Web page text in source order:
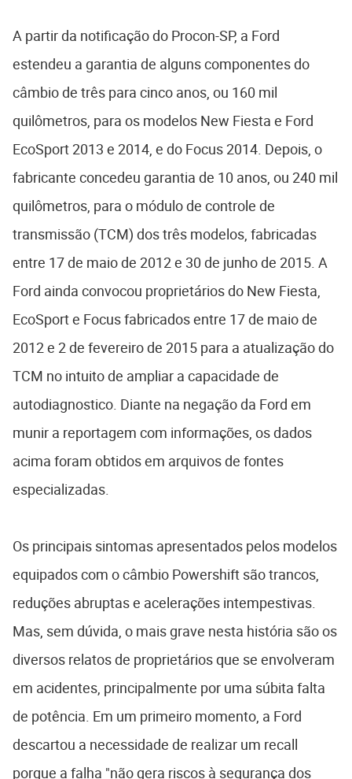
A partir da notificação do Procon-SP, a Ford
estendeu a garantia de alguns componentes do
câmbio de três para cinco anos, ou 160 mil
quilômetros, para os modelos New Fiesta e Ford
EcoSport 2013 e 2014, e do Focus 2014. Depois, o
fabricante concedeu garantia de 10 anos, ou 240 mil
quilômetros, para o módulo de controle de
transmissão (TCM) dos três modelos, fabricadas
entre 17 de maio de 2012 e 30 de junho de 2015. A
Ford ainda convocou proprietários do New Fiesta,
EcoSport e Focus fabricados entre 17 de maio de
2012 e 2 de fevereiro de 2015 para a atualização do
TCM no intuito de ampliar a capacidade de
autodiagnostico. Diante na negação da Ford em
munir a reportagem com informações, os dados
acima foram obtidos em arquivos de fontes
especializadas.
Os principais sintomas apresentados pelos modelos
equipados com o câmbio Powershift são trancos,
reduções abruptas e acelerações intempestivas.
Mas, sem dúvida, o mais grave nesta história são os
diversos relatos de proprietários que se envolveram
em acidentes, principalmente por uma súbita falta
de potência. Em um primeiro momento, a Ford
descartou a necessidade de realizar um recall
porque a falha "não gera riscos à segurança dos